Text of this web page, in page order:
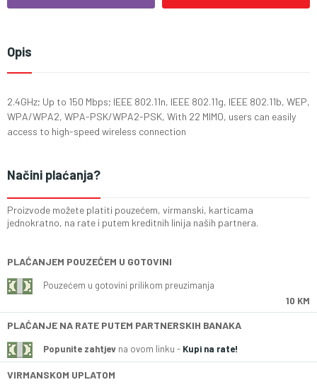
Opis
2.4GHz; Up to 150 Mbps; IEEE 802.11n, IEEE 802.11g, IEEE 802.11b, WEP,
WPA/WPA2, WPA-PSK/WPA2-PSK, With 22 MIMO, users can easily
access to high-speed wireless connection
Načini plaćanja?
Proizvode možete platiti pouzećem, virmanski, karticama
jednokratno, na rate i putem kreditnih linija naših partnera.
PLAĆANJEM POUZEĆEM U GOTOVINI
Pouzećem u gotovini prilikom preuzimanja
10 KM
PLAĆANJE NA RATE PUTEM PARTNERSKIH BANAKA
Popunite zahtjev na ovom linku - Kupi na rate!
VIRMANSKOM UPLATOM